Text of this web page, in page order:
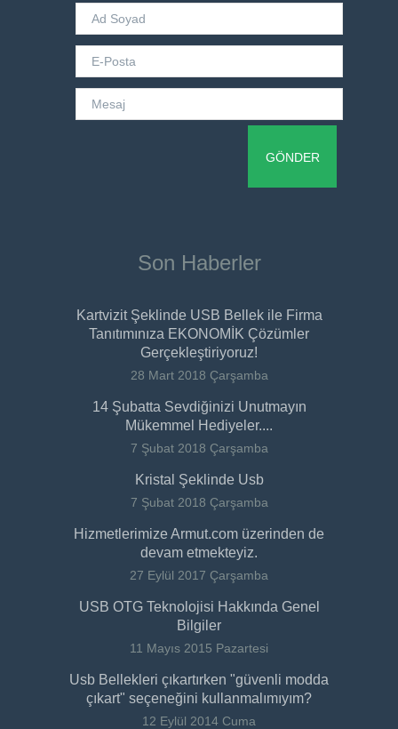
Son Haberler
Kartvizit Şeklinde USB Bellek ile Firma
Tanıtımınıza EKONOMİK Çözümler
Gerçekleştiriyoruz!
28 Mart 2018 Çarşamba
14 Şubatta Sevdiğinizi Unutmayın
Mükemmel Hediyeler....
7 Şubat 2018 Çarşamba
Kristal Şeklinde Usb
7 Şubat 2018 Çarşamba
Hizmetlerimize Armut.com üzerinden de
devam etmekteyiz.
27 Eylül 2017 Çarşamba
USB OTG Teknolojisi Hakkında Genel
Bilgiler
11 Mayıs 2015 Pazartesi
Usb Bellekleri çıkartırken "güvenli modda
çıkart" seçeneğini kullanmalımıyım?
12 Eylül 2014 Cuma